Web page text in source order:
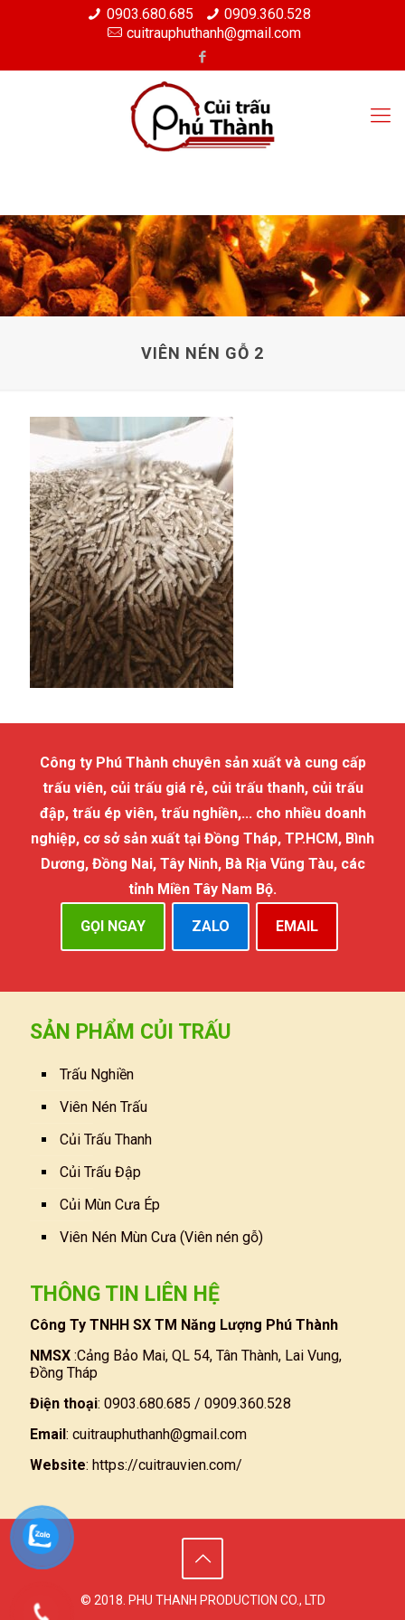
0903.680.685
0909.360.528
cuitrauphuthanh@gmail.com
VIÊN NÉN GỖ 2
Công ty Phú Thành chuyên sản xuất và cung cấp
trấu viên, củi trấu giá rẻ, củi trấu thanh, củi trấu
đập, trấu ép viên, trấu nghiền,... cho nhiều doanh
nghiệp, cơ sở sản xuất tại Đồng Tháp, TP.HCM, Bình
Dương, Đồng Nai, Tây Ninh, Bà Rịa Vũng Tàu, các
tỉnh Miền Tây Nam Bộ.
GỌI NGAY ZALO EMAIL
SẢN PHẨM CỦI TRẤU
Trấu Nghiền
Viên Nén Trấu
Củi Trấu Thanh
Củi Trấu Đập
Củi Mùn Cưa Ép
Viên Nén Mùn Cưa (Viên nén gỗ)
THÔNG TIN LIÊN HỆ
Công Ty TNHH SX TM Năng Lượng Phú Thành
NMSX :Cảng Bảo Mai, QL 54, Tân Thành, Lai Vung,
Đồng Tháp
Điện thoại: 0903.680.685 / 0909.360.528
Email: cuitrauphuthanh@gmail.com
Website: https://cuitrauvien.com/
© 2018. PHU THANH PRODUCTION CO., LTD